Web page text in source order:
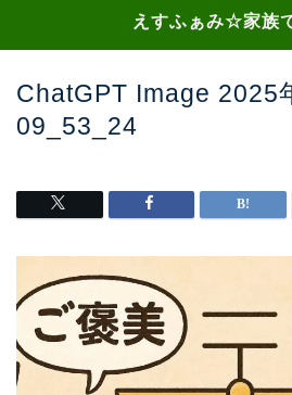
えすふぁみ☆家族
ChatGPT Image 2025
09_53_24